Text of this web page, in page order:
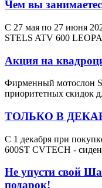
Чем вы
С 27 мая по 27 июня
STELS ATV 600
Акция на
Фирменный мотослон
приоритетных скидок
ТОЛЬКО В
С 1 декабря при
600ST CVTECH -
Не упусти свой
подарок!